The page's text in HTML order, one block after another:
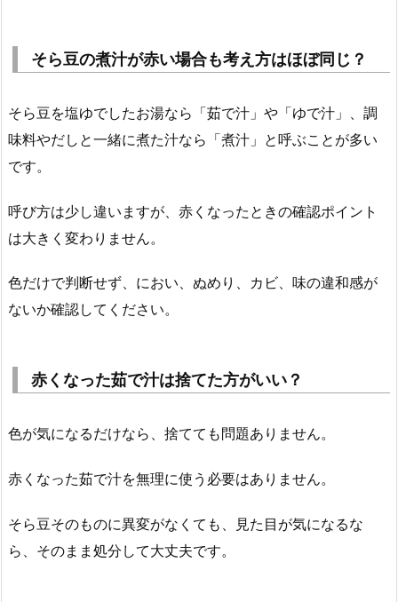
そら豆の煮汁が赤い場合も考え方はほぼ同じ？
そら豆を塩ゆでしたお湯なら「茹で汁」や「ゆで汁」、調
味料やだしと一緒に煮た汁なら「煮汁」と呼ぶことが多い
です。
呼び方は少し違いますが、赤くなったときの確認ポイント
は大きく変わりません。
色だけで判断せず、におい、ぬめり、カビ、味の違和感が
ないか確認してください。
赤くなった茹で汁は捨てた方がいい？
色が気になるだけなら、捨てても問題ありません。
赤くなった茹で汁を無理に使う必要はありません。
そら豆そのものに異変がなくても、見た目が気になるな
ら、そのまま処分して大丈夫です。